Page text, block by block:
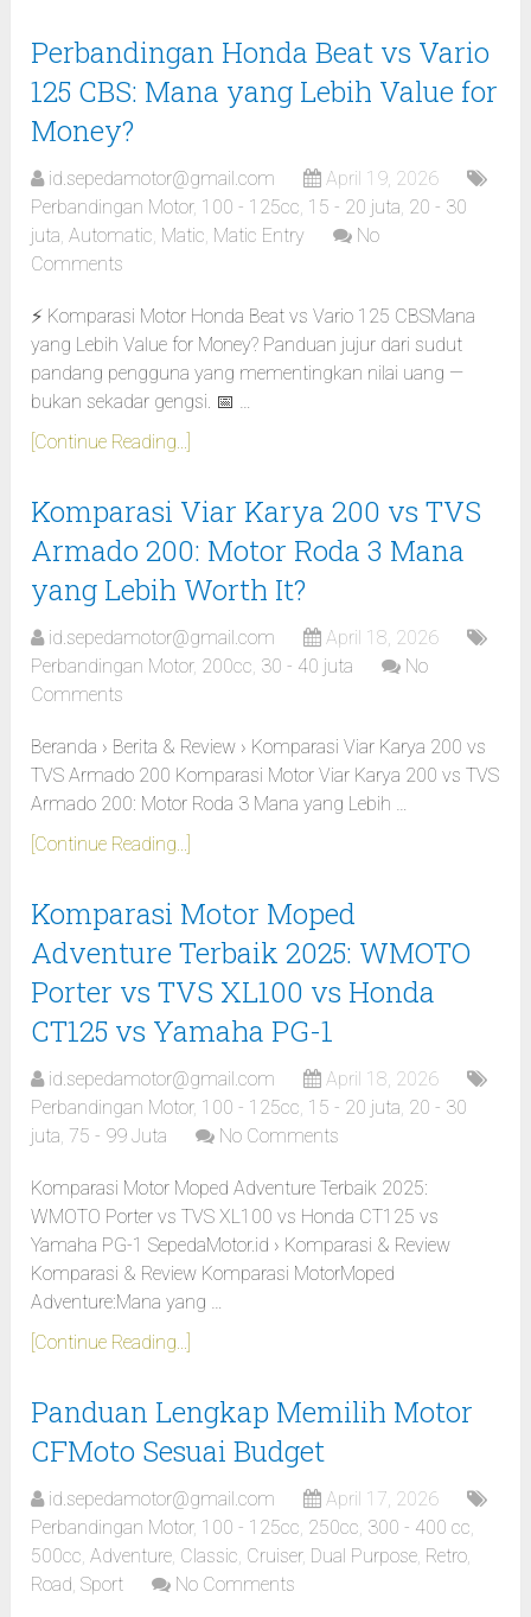
Perbandingan Honda Beat vs Vario
125 CBS: Mana yang Lebih Value for
Money?
id.sepedamotor@gmail.com
April 19, 2026
Perbandingan Motor, 100 - 125cc, 15 - 20 juta, 20 - 30
juta,Automatic, Matic, Matic Entry
No
Comments
⚡ Komparasi Motor Honda Beat vs Vario 125 CBSMana
yang Lebih Value for Money? Panduan jujur dari sudut
pandang pengguna yang mementingkan nilai uang —
bukan sekadar gengsi. 📅 …
[Continue Reading...]
Komparasi Viar Karya 200 vs TVS
Armado 200: Motor Roda 3 Mana
yang Lebih Worth It?
id.sepedamotor@gmail.com
April 18, 2026
Perbandingan Motor, 200cc, 30 - 40 juta
No
Comments
Beranda › Berita & Review › Komparasi Viar Karya 200 vs
TVS Armado 200 Komparasi Motor Viar Karya 200 vs TVS
Armado 200: Motor Roda 3 Mana yang Lebih …
[Continue Reading...]
Komparasi Motor Moped
Adventure Terbaik 2025: WMOTO
Porter vs TVS XL100 vs Honda
CT125 vs Yamaha PG-1
id.sepedamotor@gmail.com
April 18, 2026
Perbandingan Motor, 100 - 125cc, 15 - 20 juta, 20 - 30
juta, 75 - 99 Juta No Comments
Komparasi Motor Moped Adventure Terbaik 2025:
WMOTO Porter vs TVS XL100 vs Honda CT125 vs
Yamaha PG-1 SepedaMotor.id › Komparasi & Review
Komparasi & Review Komparasi MotorMoped
Adventure:Mana yang …
[Continue Reading...]
Panduan Lengkap Memilih Motor
CFMoto Sesuai Budget
id.sepedamotor@gmail.com
April 17, 2026
Perbandingan Motor, 100 - 125cc, 250cc, 300 - 400 cc,
500cc,Adventure, Classic, Cruiser, Dual Purpose, Retro,
Road,Sport No Comments